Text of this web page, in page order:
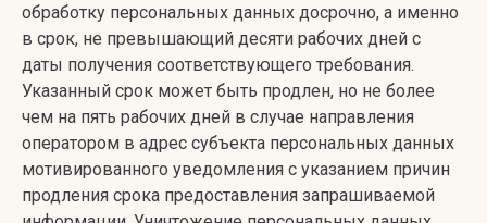
обработку персональных данных досрочно, а именно
в срок, не превышающий десяти рабочих дней с
даты получения соответствующего требования.
Указанный срок может быть продлен, но не более
чем на пять рабочих дней в случае направления
оператором в адрес субъекта персональных данных
мотивированного уведомления с указанием причин
продления срока предоставления запрашиваемой